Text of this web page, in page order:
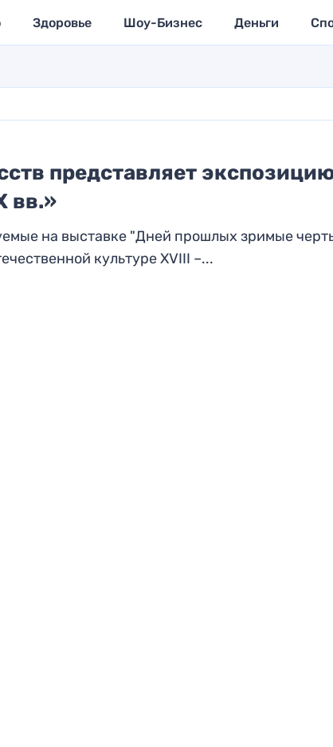
Здоровье Шоу-Бизнес Деньги
представляет
вв.»
на выставке "Дней прошлых зримые
культуре XVIII –...